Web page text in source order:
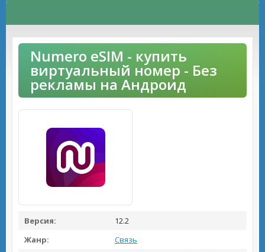
Numero eSIM - купить
виртуальный номер - Без
рекламы на Андроид
Версия:
12.2
Жанр:
Связь